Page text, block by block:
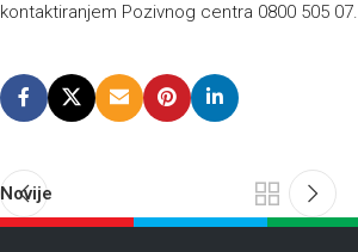
kontaktiranjem Pozivnog centra 0800 505 07.
Novije